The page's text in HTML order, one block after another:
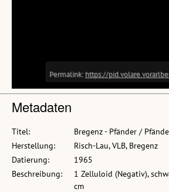
Metadaten
Titel:
Bregenz - Pfänder /
Herstellung:
Risch-Lau, VLB, Bregenz
Datierung:
1965
Beschreibung:
1 Zelluloid (Negativ),
cm